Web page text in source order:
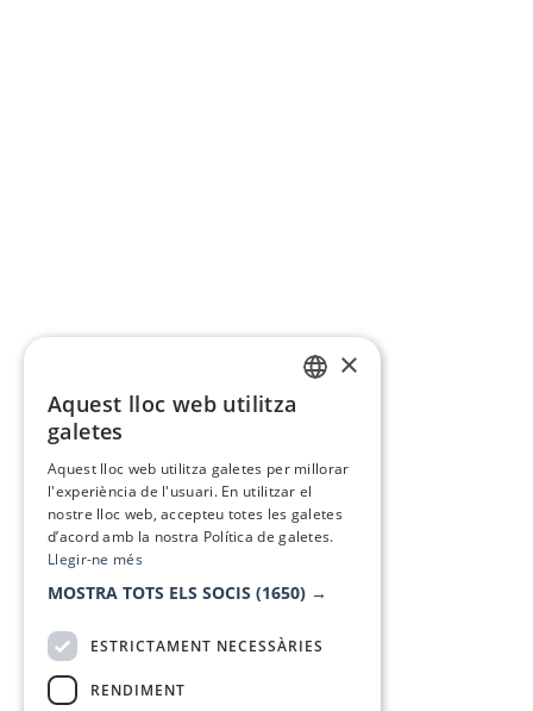
×
Aquest lloc web utilitza
galetes
Aquest lloc web utilitza galetes per millorar
l'experiència de l'usuari. En utilitzar el
nostre lloc web, accepteu totes les galetes
d’acord amb la nostra Política de galetes.
Llegir-ne més
MOSTRA TOTS ELS SOCIS (1650) →
ESTRICTAMENT NECESSÀRIES
RENDIMENT